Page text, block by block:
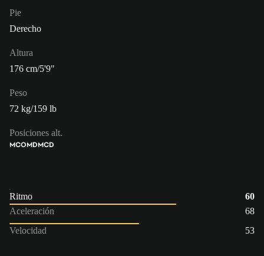
Pie
Derecho
Altura
176 cm/5'9"
Peso
72 kg/159 lb
Posiciones alt.
MCOMDMCD
Ritmo
60
Aceleración
68
Velocidad
53